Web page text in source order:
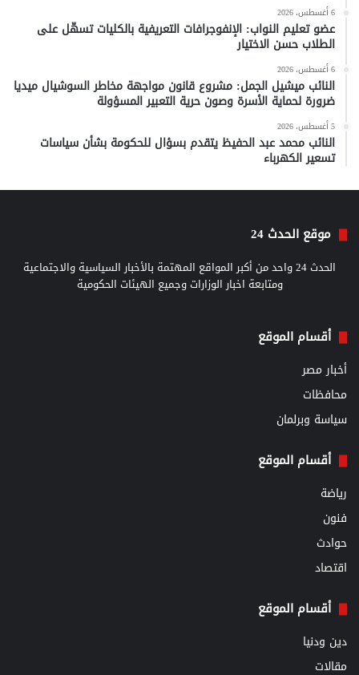
6 أغسطس، 2026
عضو تعليم النواب: الإنفوجرافات التعريفية بالكليات تسهّل على
الطلاب حسن الاختيار
6 أغسطس، 2026
النائب ميشيل الجمل: مشروع قانون مواجهة مخاطر السوشيال ميديا
ضرورة لحماية الأسرة وصون حرية التعبير المسؤولة
5 أغسطس، 2026
النائب محمد عبد الحفيظ يتقدم بسؤال للحكومة بشأن سياسات
تسعير الكهرباء
موقع الحدث 24
الحدث 24 واحد من أكبر المواقع المهتمة بالأخبار السياسية والاجتماعية
ومتابعة اخبار الوزارات وجميع الهيئات الحكومية
أقسام الموقع
أخبار مصر
محافظات
سياسة وبرلمان
أقسام الموقع
رياضة
فنون
حوادث
اقتصاد
أقسام الموقع
دين ودنيا
مقالات